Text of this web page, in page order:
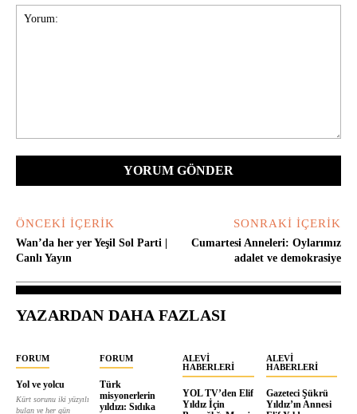
ÖNCEKI İÇERIK
Wan’da her yer Yeşil Sol Parti |
Canlı Yayın
SONRAKI İÇERIK
Cumartesi Anneleri: Oylarımız
adalet ve demokrasiye
YAZARDAN DAHA FAZLASI
FORUM
Yol ve yolcu
Kürt sorunu iki yüzyılı
bulan ve her gün
FORUM
Türk
misyonerlerin
yıldızı: Sıdıka
ALEVI
HABERLERI
YOL TV’den Elif
Yıldız İçin
ALEVI
HABERLERI
Gazeteci Şükrü
Yıldız’ın Annesi